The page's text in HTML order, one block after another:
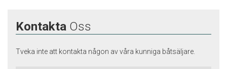
Kontakta Oss
Tveka inte att kontakta någon av våra kunniga båtsäljare.